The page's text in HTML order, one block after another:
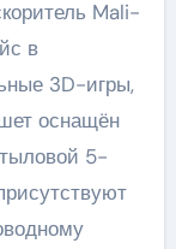
Mali-
в
3D-игры,
оснащён
5-